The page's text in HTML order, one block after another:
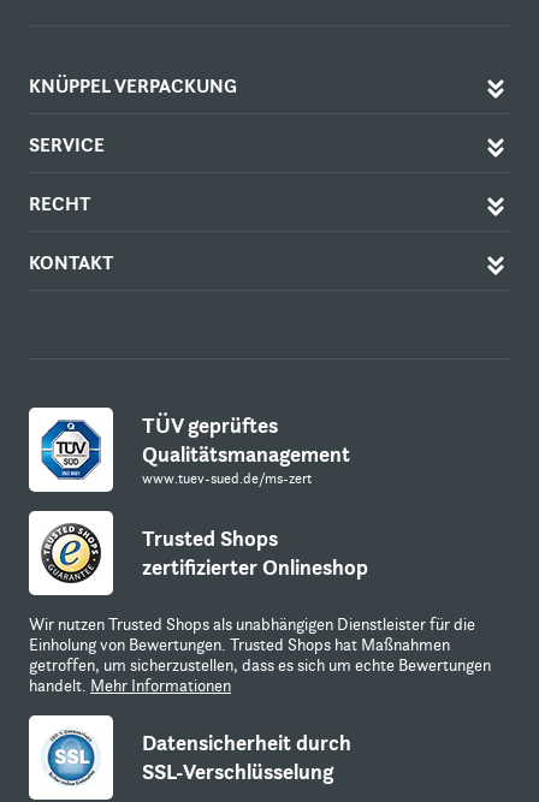
KNÜPPEL VERPACKUNG
SERVICE
RECHT
KONTAKT
TÜV geprüftes
Qualitätsmanagement
www.tuev-sued.de/ms-zert
Trusted Shops
zertifizierter Onlineshop
Wir nutzen Trusted Shops als unabhängigen Dienstleister für die
Einholung von Bewertungen. Trusted Shops hat Maßnahmen
getroffen, um sicherzustellen, dass es sich um echte Bewertungen
handelt. Mehr Informationen
Datensicherheit durch
SSL-Verschlüsselung